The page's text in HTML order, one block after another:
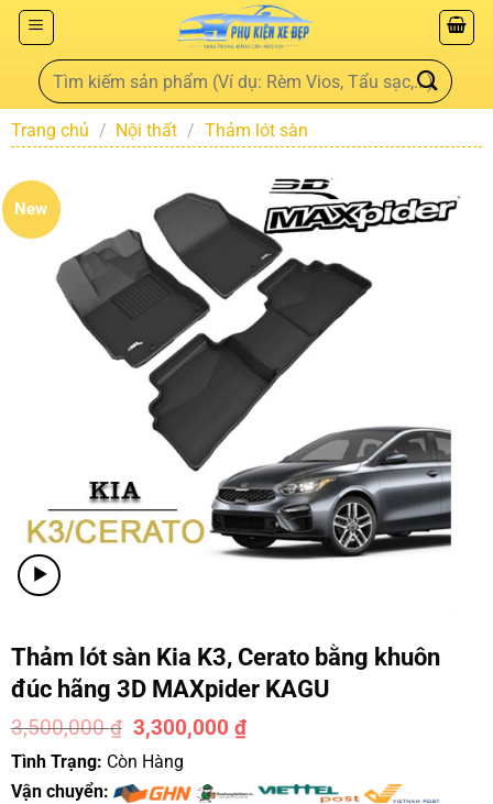
Trang chủ / Nội thất / Thảm lót sàn
New
Thảm lót sàn Kia K3, Cerato bằng khuôn
đúc hãng 3D MAXpider KAGU
3,500,000₫ 3,300,000₫
Tình Trạng: Còn Hàng
Vận chuyển: